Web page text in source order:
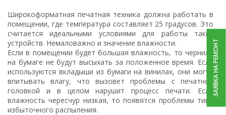
Широкоформатная печатная техника должна работать в
помещении, где температура составляет 25 градусов. Это
считается идеальными условиями для работы таких
устройств. Немаловажно и значение влажности.
Если в помещении будет большая влажность, то чернила
на бумаге не будут высыхать за положенное время. Если
используются вкладыши из бумаги на винилах, они могут
впитывать влагу, что вызовет проблемы с печатной
головкой и в целом нарушит процесс печати. Если
влажность чересчур низкая, то появятся проблемы типа
избыточного распыления.
ЗАЯВКА НА РЕМОНТ